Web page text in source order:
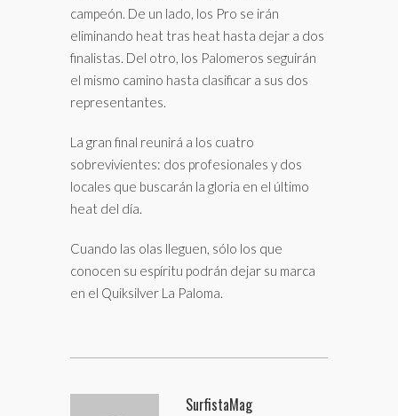
campeón. De un lado, los Pro se irán
eliminando heat tras heat hasta dejar a dos
finalistas. Del otro, los Palomeros seguirán
el mismo camino hasta clasificar a sus dos
representantes.
La gran final reunirá a los cuatro
sobrevivientes: dos profesionales y dos
locales que buscarán la gloria en el último
heat del día.
Cuando las olas lleguen, sólo los que
conocen su espíritu podrán dejar su marca
en el Quiksilver La Paloma.
SurfistaMag